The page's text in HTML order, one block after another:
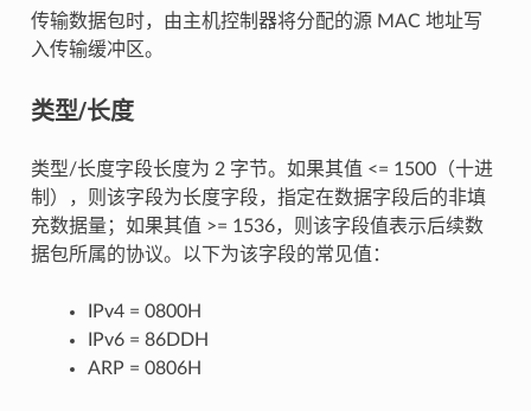
传输数据包时，由主机控制器将分配的源 MAC 地址写
入传输缓冲区。
类型/长度
类型/长度字段长度为 2 字节。如果其值 <= 1500（十进
制），则该字段为长度字段，指定在数据字段后的非填
充数据量；如果其值 >= 1536，则该字段值表示后续数
据包所属的协议。以下为该字段的常见值：
IPv4 = 0800H
IPv6 = 86DDH
ARP = 0806H